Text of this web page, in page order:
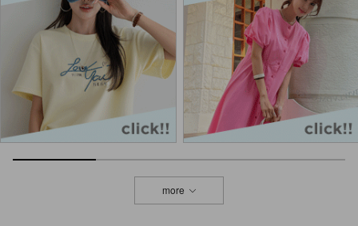
more